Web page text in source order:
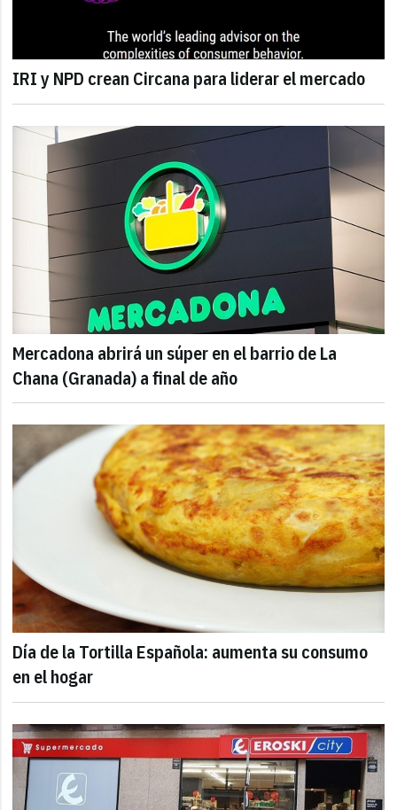
IRI y NPD crean Circana para liderar el mercado
Mercadona abrirá un súper en el barrio de La
Chana (Granada) a final de año
Día de la Tortilla Española: aumenta su consumo
en el hogar